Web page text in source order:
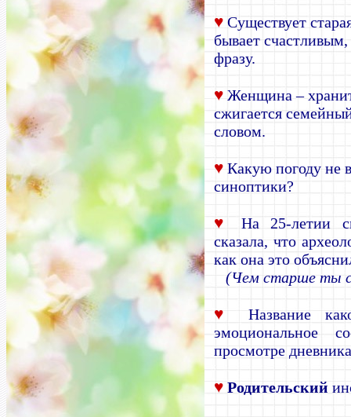
♥ Существует
бывает
фразу.
♥ Женщина–
сжигается
словом.
♥ Какую погоду не
синоптики?
♥
На 25-летии
сказала, что
как она это
(Чем старше ты
♥
Название
эмоциональное
просмотре
♥ Родительский